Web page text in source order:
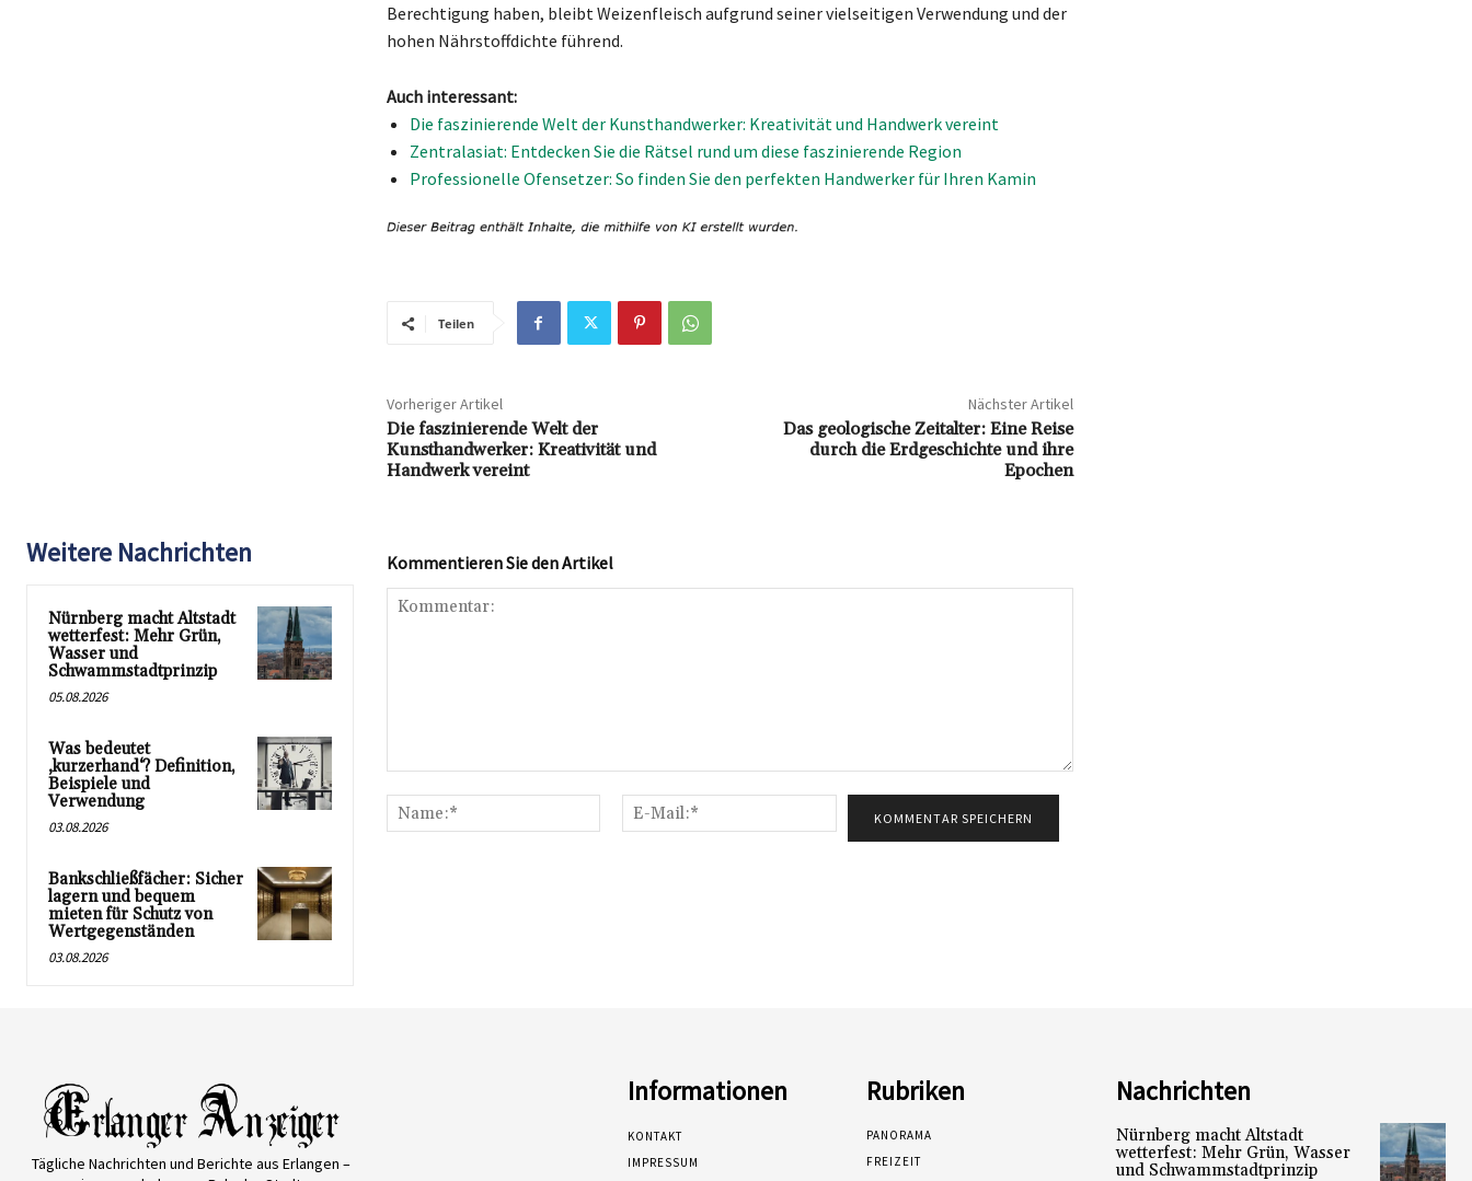
Berechtigung haben, bleibt Weizenfleisch aufgrund seiner vielseitigen Verwendung und der
hohen Nährstoffdichte führend.
Auch interessant:
Die faszinierende Welt der Kunsthandwerker: Kreativität und Handwerk vereint
Zentralasiat: Entdecken Sie die Rätsel rund um diese faszinierende Region
Professionelle Ofensetzer: So finden Sie den perfekten Handwerker für Ihren Kamin
Teilen
Vorheriger Artikel
Die faszinierende Welt der
Kunsthandwerker: Kreativität und
Handwerk vereint
Nächster Artikel
Das geologische Zeitalter: Eine Reise
durch die Erdgeschichte und ihre
Epochen
Weitere Nachrichten
Nürnberg macht Altstadt
wetterfest: Mehr Grün,
Wasser und
Schwammstadtprinzip
05.08.2026
Was bedeutet
‚kurzerhand‘? Definition,
Beispiele und
Verwendung
03.08.2026
Bankschließfächer: Sicher
lagern und bequem
mieten für Schutz von
Wertgegenständen
03.08.2026
Kommentieren Sie den Artikel
Name:*
Mail:*
Tägliche Nachrichten und Berichte aus Erlangen –
Informationen
KONTAKT
IMPRESSUM
Rubriken
PANORAMA
FREIZEIT
Nachrichten
Nürnberg macht Altstadt
wetterfest: Mehr Grün, Wasser
und Schwammstadtprinzip